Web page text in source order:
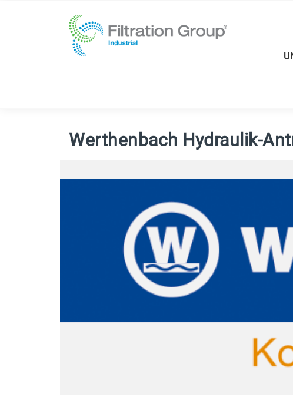
Werthenbach Hydraulik-